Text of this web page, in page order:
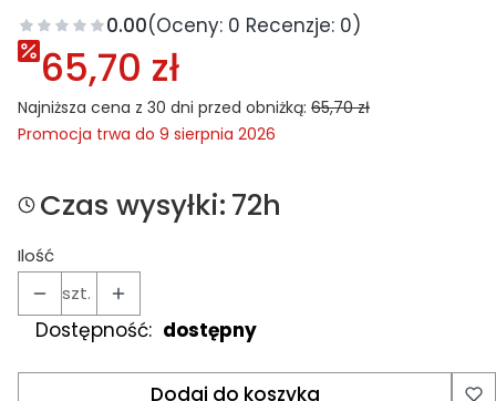
0.00(Oceny: 0 Recenzje: 0)
65,70 zł
Najniższa cena z 30 dni przed obniżką: 65,70 zł
Promocja trwa do 9 sierpnia 2026
Czas wysyłki:72h
Ilość
szt.
Dostępność: dostępny
Dodaj do koszyka